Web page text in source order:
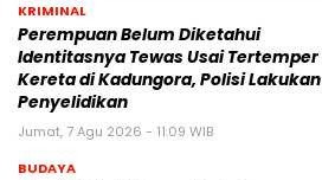
KRIMINAL
Perempuan Belum Diketahui
Identitasnya Tewas Usai Tertemper
Kereta di Kadungora, Polisi Lakukan
Penyelidikan
Jumat, 7 Agu 2026 - 11:09 WIB
BUDAYA